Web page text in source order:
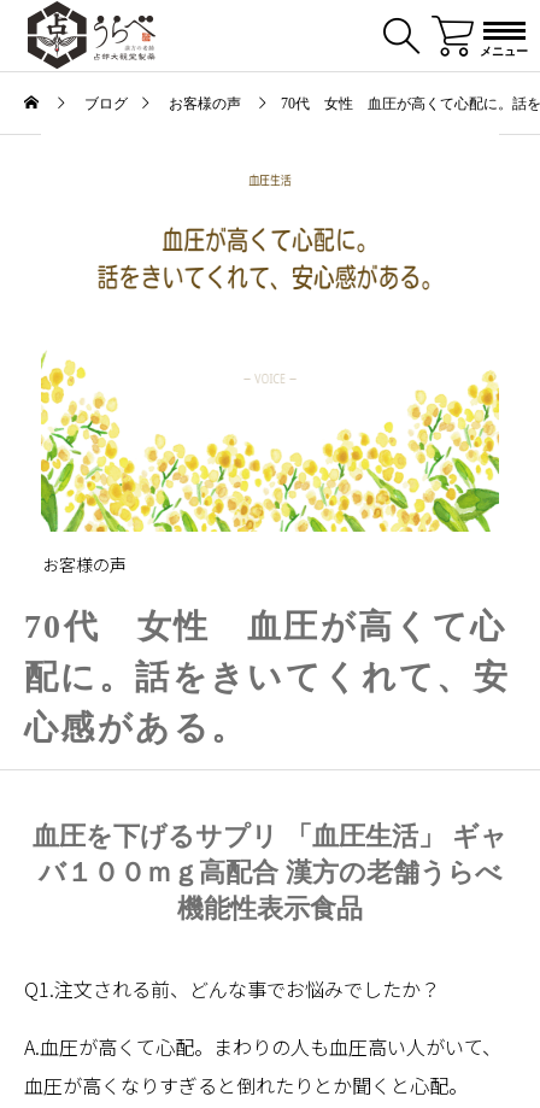
メニュー
ブログ お客様の声 70代 女性 血圧が高くて心配に。話を
お客様の声
70代 女性 血圧が高くて心
配に。話をきいてくれて、安
心感がある。
血圧を下げるサプリ 「血圧生活」 ギャ
バ１００ｍｇ高配合 漢方の老舗うらべ
機能性表示食品
Q1.注文される前、どんな事でお悩みでしたか？
A.血圧が高くて心配。まわりの人も血圧高い人がいて、
血圧が高くなりすぎると倒れたりとか聞くと心配。